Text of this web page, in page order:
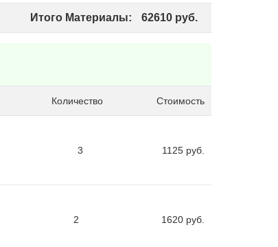
Итого Материалы: 62610 руб.
Количество Стоимость
3 1125 руб.
2 1620 руб.